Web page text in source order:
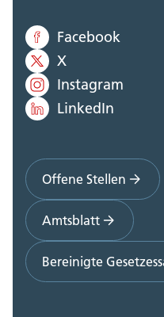
Facebook
X
Instagram
LinkedIn
Offene Stellen
Amtsblatt
Bereinigte